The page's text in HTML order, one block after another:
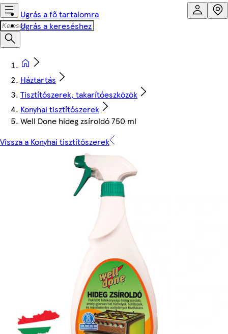
Ugrás a fő tartalomra
Ugrás a kereséshez
Háztartás
Tisztítószerek, takarítóeszközök
Konyhai tisztítószerek
Well Done hideg zsíroldó 750 ml
Vissza a Konyhai tisztítószerek